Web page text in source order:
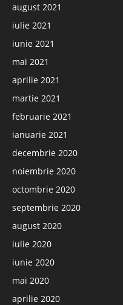
august 2021
iulie 2021
iunie 2021
mai 2021
aprilie 2021
martie 2021
februarie 2021
ianuarie 2021
decembrie 2020
noiembrie 2020
octombrie 2020
septembrie 2020
august 2020
iulie 2020
iunie 2020
mai 2020
aprilie 2020